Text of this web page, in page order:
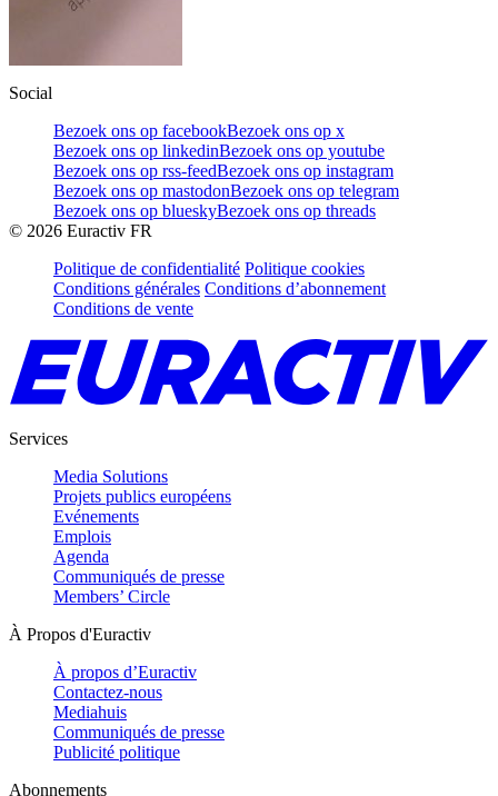
Social
Bezoek ons op facebookBezoek ons op x
Bezoek ons op linkedinBezoek ons op youtube
Bezoek ons op rss-feedBezoek ons op instagram
Bezoek ons op mastodonBezoek ons op telegram
Bezoek ons op blueskyBezoek ons op threads
© 2026 Euractiv FR
Politique de confidentialité Politique cookies
Conditions générales Conditions d’abonnement
Conditions de vente
Services
Media Solutions
Projets publics européens
Evénements
Emplois
Agenda
Communiqués de presse
Members’ Circle
À Propos d'Euractiv
À propos d’Euractiv
Contactez-nous
Mediahuis
Communiqués de presse
Publicité politique
Abonnements